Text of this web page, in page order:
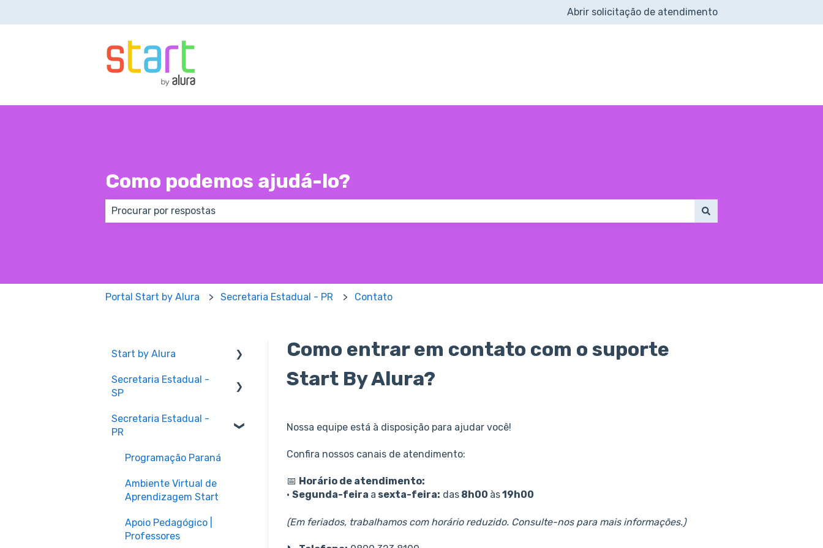
Abrir solicitação de atendimento
Como podemos ajudá-lo?
Portal Start by Alura Secretaria Estadual - PR Contato
Como entrar em contato com o suporte
Start By Alura?
Nossa equipe está à disposição para ajudar você!
Confira nossos canais de atendimento:
📅 Horário de atendimento:
• Segunda-feira a sexta-feira: das 8h00 às19h00
(Em feriados, trabalhamos com horário reduzido. Consulte-nos para mais informações.)
Start by Alura
Plataforma Start
Artificial
em blocos
Painel de Gestão |
Professores
Apoio Pedagógico |
Professores
Secretaria Estadual -
SP
Plataforma Start
Professores
Geral
Secretaria Estadual -
PR
Programação Paraná
Ambiente Virtual de
Aprendizagem Start
Apoio Pedagógico |
Professores